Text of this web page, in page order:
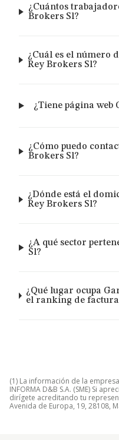
¿Cuántos
Brokers Sl?
¿Cuál es el número
Rey Brokers Sl?
¿Tiene página web
¿Cómo puedo
Brokers Sl?
¿Dónde está el
Rey Brokers Sl?
¿A qué sector
Sl?
¿Qué lugar ocupa
el ranking de
(1) La información de la
INFORMA D&B S.A. (SME) Si
dirígete acreditando tu
Avenida de Europa, 19, 28108,